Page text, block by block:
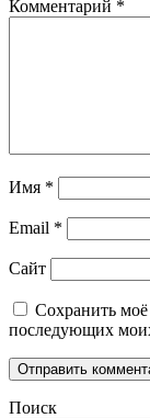
Комментарий *
Имя *
Email *
Сайт
Сохранить моё
последующих
Поиск